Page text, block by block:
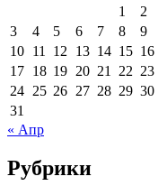
1
2
3
4 5 6 7 8
9
10 11 12 13 14 15 16
17 18 19 20 21 22 23
24 25 26 27 28 29 30
31
« Апр
Рубрики